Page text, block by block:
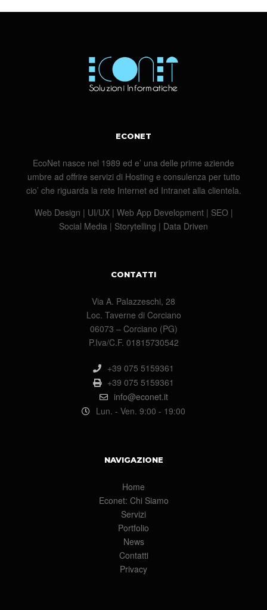
ECONET
EcoNet nasce nel 1989 ed e’ una delle prime aziende
umbre ad offrire servizi di Hosting e consulenza per tutto
cio’ che riguarda la rete Internet ed Intranet alla clientela.
Web Design | UI/UX | Web App Development | SEO |
Social Media | Storytelling | Data Driven
CONTATTI
Via A. Palazzeschi, 28
Loc. Taverne di Corciano
06073 – Corciano (PG)
P.Iva/C.F. 01815730542
+39 075 5159361
+39 075 5159361
info@econet.it
Lun. - Ven. 9:00 - 19:00
NAVIGAZIONE
Home
Econet: Chi Siamo
Servizi
Portfolio
News
Contatti
Privacy